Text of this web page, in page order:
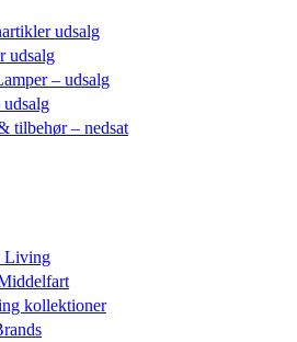
udsalg
udsalg
– udsalg
tilbehør – nedsat
Living
kollektioner